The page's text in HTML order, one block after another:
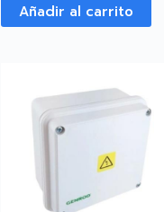
Añadir al carrito